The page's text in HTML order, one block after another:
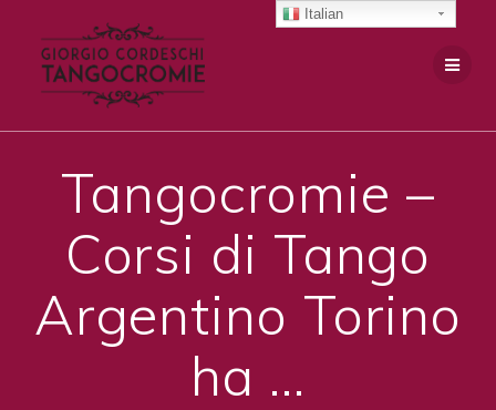
Tangocromie –
Corsi di Tango
Argentino Torino
ha …
Italian